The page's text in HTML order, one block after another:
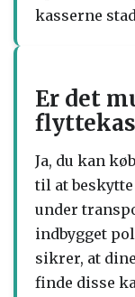
kasserne
Er det
Ja, du kan
til at
under
indbygget
sikrer, at
finde disse